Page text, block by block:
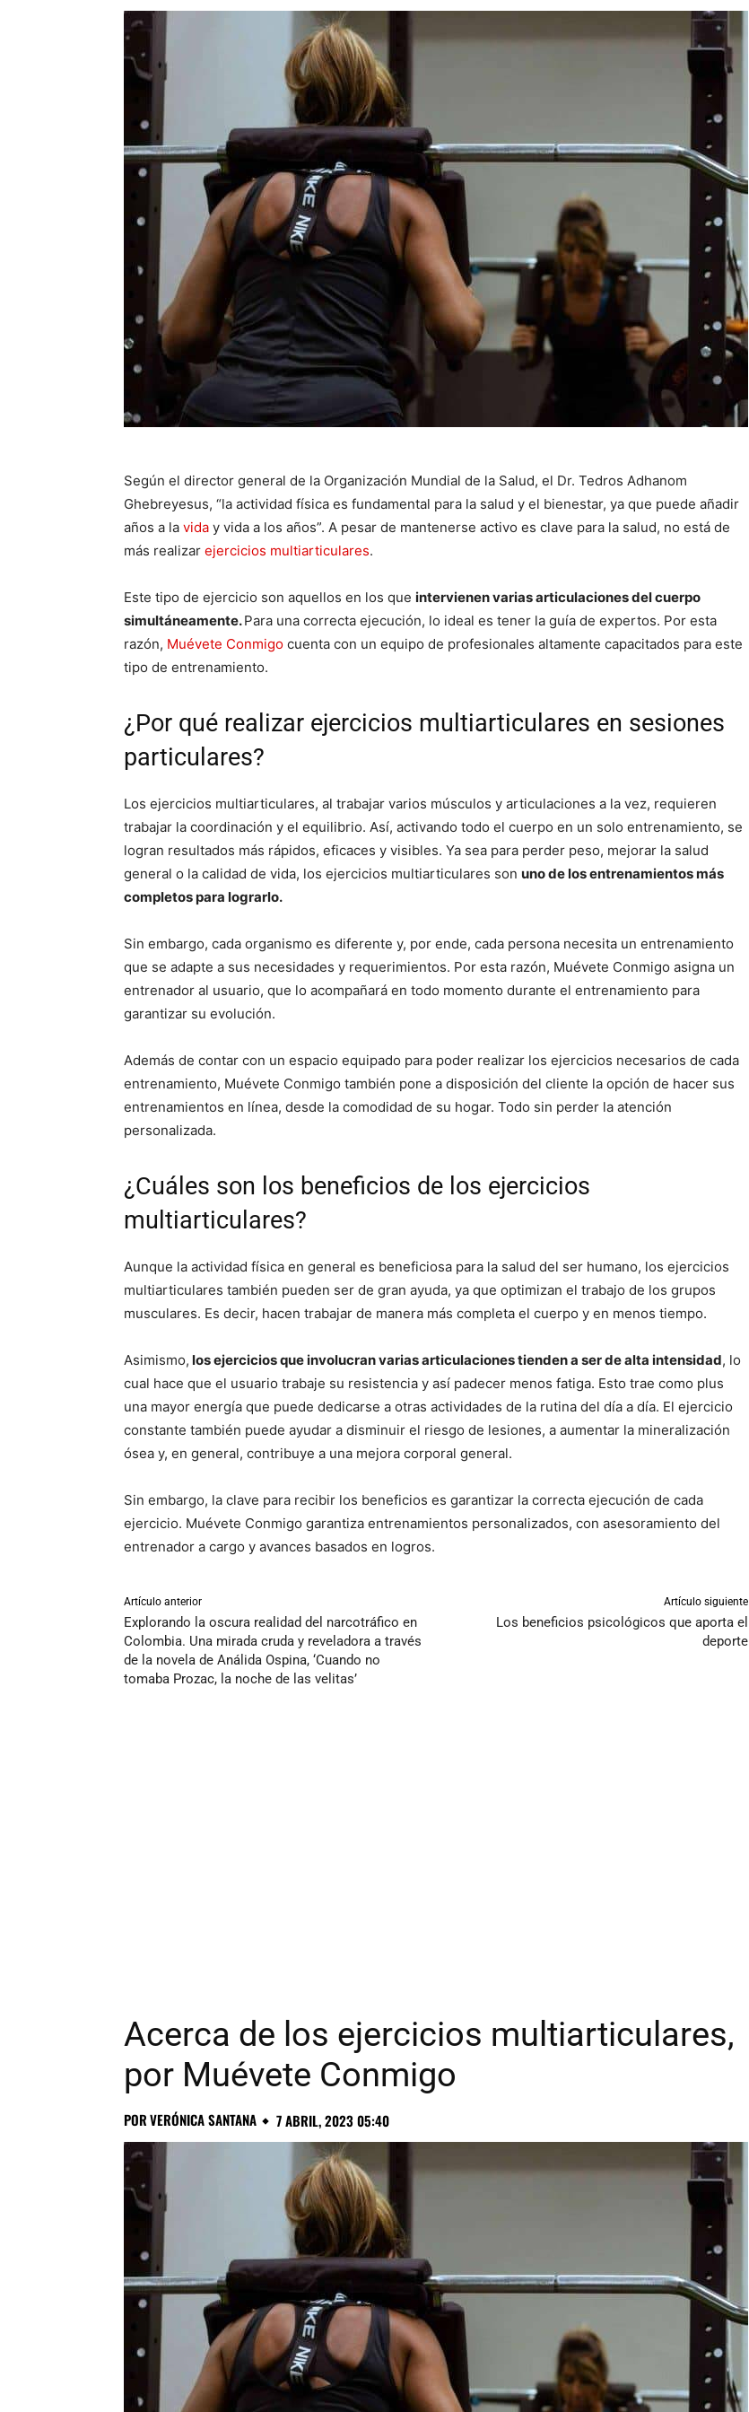
Según el director general de la Organización Mundial de la Salud, el Dr. Tedros Adhanom
Ghebreyesus, “la actividad física es fundamental para la salud y el bienestar, ya que puede añadir
años a la vida y vida a los años”. A pesar de mantenerse activo es clave para la salud, no está de
más realizar ejercicios multiarticulares.
Este tipo de ejercicio son aquellos en los que intervienen varias articulaciones del cuerpo
simultáneamente.Para una correcta ejecución, lo ideal es tener la guía de expertos. Por esta
razón, Muévete Conmigo cuenta con un equipo de profesionales altamente capacitados para este
tipo de entrenamiento.
¿Por qué realizar ejercicios multiarticulares en sesiones
particulares?
Los ejercicios multiarticulares, al trabajar varios músculos y articulaciones a la vez, requieren
trabajar la coordinación y el equilibrio. Así, activando todo el cuerpo en un solo entrenamiento, se
logran resultados más rápidos, eficaces y visibles. Ya sea para perder peso, mejorar la salud
general o la calidad de vida, los ejercicios multiarticulares son uno de los entrenamientos más
completos para lograrlo.
Sin embargo, cada organismo es diferente y, por ende, cada persona necesita un entrenamiento
que se adapte a sus necesidades y requerimientos. Por esta razón, Muévete Conmigo asigna un
entrenador al usuario, que lo acompañará en todo momento durante el entrenamiento para
garantizar su evolución.
Además de contar con un espacio equipado para poder realizar los ejercicios necesarios de cada
entrenamiento, Muévete Conmigo también pone a disposición del cliente la opción de hacer sus
entrenamientos en línea, desde la comodidad de su hogar. Todo sin perder la atención
personalizada.
¿Cuáles son los beneficios de los ejercicios
multiarticulares?
Aunque la actividad física en general es beneficiosa para la salud del ser humano, los ejercicios
multiarticulares también pueden ser de gran ayuda, ya que optimizan el trabajo de los grupos
musculares. Es decir, hacen trabajar de manera más completa el cuerpo y en menos tiempo.
Asimismo, los ejercicios que involucran varias articulaciones tienden a ser de alta intensidad, lo
cual hace que el usuario trabaje su resistencia y así padecer menos fatiga. Esto trae como plus
una mayor energía que puede dedicarse a otras actividades de la rutina del día a día. El ejercicio
constante también puede ayudar a disminuir el riesgo de lesiones, a aumentar la mineralización
ósea y, en general, contribuye a una mejora corporal general.
Sin embargo, la clave para recibir los beneficios es garantizar la correcta ejecución de cada
ejercicio. Muévete Conmigo garantiza entrenamientos personalizados, con asesoramiento del
entrenador a cargo y avances basados en logros.
Artículo anterior
Explorando la oscura realidad del narcotráfico en
Colombia. Una mirada cruda y reveladora a través
de la novela de Análida Ospina, ‘Cuando no
tomaba Prozac, la noche de las velitas’
Artículo siguiente
Los beneficios psicológicos que aporta el
deporte
Acerca de los ejercicios multiarticulares,
por Muévete Conmigo
PORVERÓNICA SANTANA 7 ABRIL, 2023 05:40